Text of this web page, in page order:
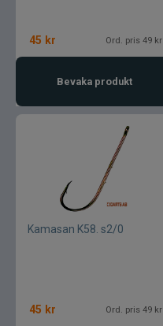
45 kr Ord. pris 49 kr
Bevaka produkt
Kamasan K58. s2/0
45 kr Ord. pris 49 kr